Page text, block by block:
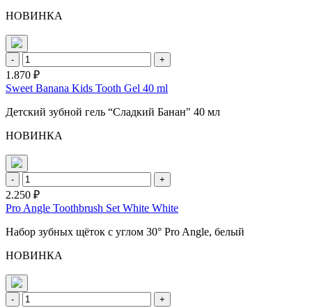
НОВИНКА
- +
1.870 ₽
Sweet Banana Kids Tooth Gel 40 ml
Детский зубной гель “Сладкий Банан" 40 мл
НОВИНКА
- +
2.250 ₽
Pro Angle Toothbrush Set White White
Набор зубных щёток с углом 30° Pro Angle, белый
НОВИНКА
- +